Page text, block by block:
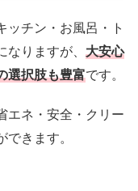
ッチン・お風呂・ト
りますが、 大安心
選択肢も豊富です。
エネ・安全・クリー
きます。